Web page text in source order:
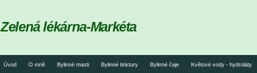
Úvod O mně Bylinné masti Bylinné tinktury Bylinné čaje Květové vody - hydroláty
Zelená lékárna-Markéta